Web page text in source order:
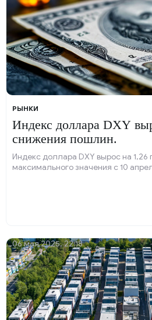
РЫНКИ
Индекс доллара DXY
снижения пошлин.
Индекс доллара DXY вырос на 1,26
максимального значения с 10
06 мая 2025, 22:18